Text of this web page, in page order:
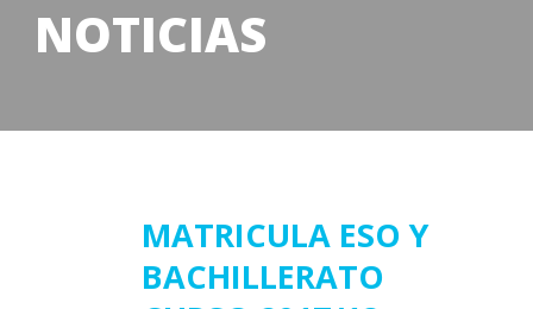
NOTICIAS
MATRICULA ESO Y
BACHILLERATO